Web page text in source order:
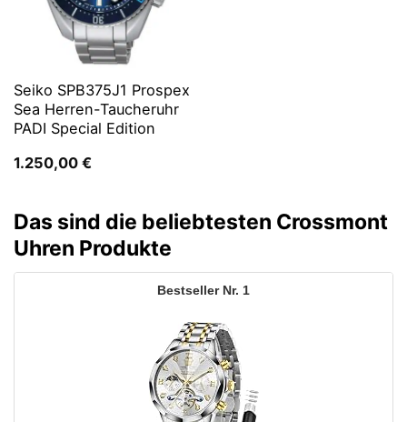
Seiko SPB375J1 Prospex
Sea Herren-Taucheruhr
PADI Special Edition
1.250,00 €
Das sind die beliebtesten Crossmont
Uhren Produkte
1